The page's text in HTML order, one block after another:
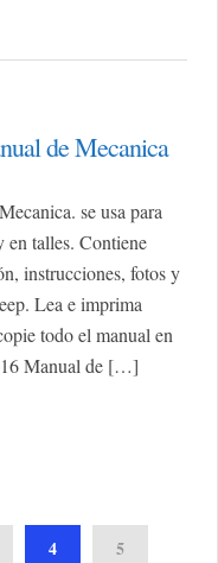
de Mecanica
se usa para
en talles. Contiene
instrucciones, fotos y
Lea e imprima
todo el manual en
Manual de […]
4
5